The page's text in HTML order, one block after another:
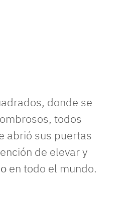
donde se
todos
abrió sus puertas
de elevar y
en todo el mundo.